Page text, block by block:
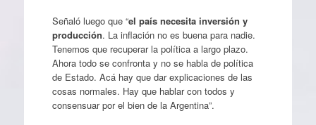
Señaló luego que “el país necesita inversión y
producción. La inflación no es buena para nadie.
Tenemos que recuperar la política a largo plazo.
Ahora todo se confronta y no se habla de política
de Estado. Acá hay que dar explicaciones de las
cosas normales. Hay que hablar con todos y
consensuar por el bien de la Argentina”.